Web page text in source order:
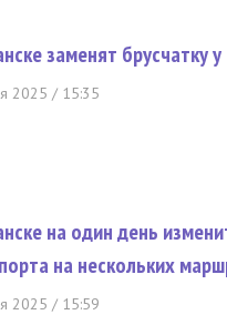
заменят брусчатку
2025 / 15:35
на один день
на нескольких
2025 / 15:59